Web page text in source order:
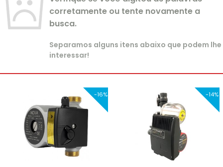
corretamente ou tente novamente a
busca.
Separamos alguns itens abaixo que podem lhe
interessar!
-16% -14%